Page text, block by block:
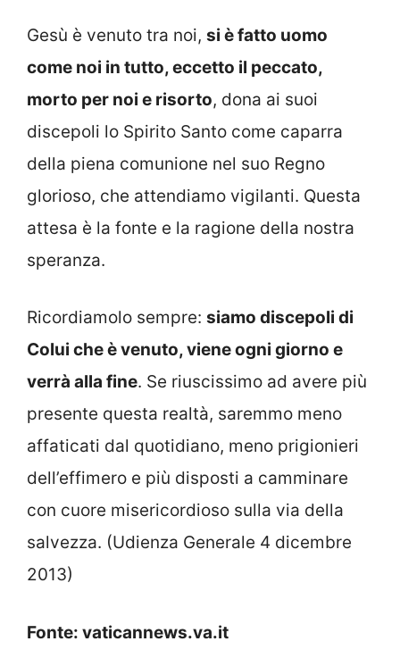
Gesù è venuto tra noi, si è fatto uomo
come noi in tutto, eccetto il peccato,
morto per noi e risorto, dona ai suoi
discepoli lo Spirito Santo come caparra
della piena comunione nel suo Regno
glorioso, che attendiamo vigilanti. Questa
attesa è la fonte e la ragione della nostra
speranza.
Ricordiamolo sempre: siamo discepoli di
Colui che è venuto, viene ogni giorno e
verrà alla fine. Se riuscissimo ad avere più
presente questa realtà, saremmo meno
affaticati dal quotidiano, meno prigionieri
dell’effimero e più disposti a camminare
con cuore misericordioso sulla via della
salvezza. (Udienza Generale 4 dicembre
2013)
Fonte: vaticannews.va.it